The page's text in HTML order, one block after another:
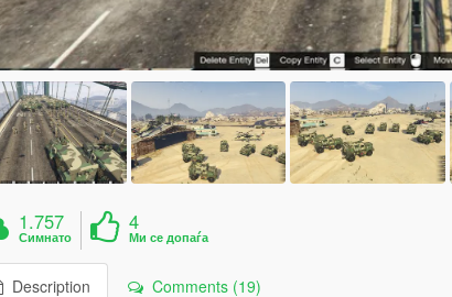
1.757
Симнато
4
Ми се допаѓа
Description Comments (19)